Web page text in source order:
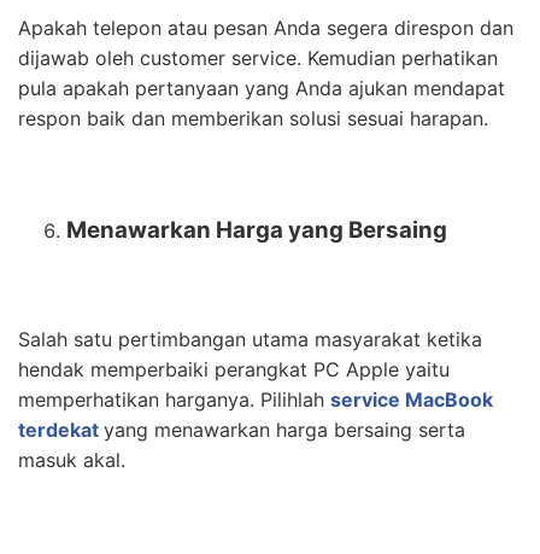
Apakah telepon atau pesan Anda segera direspon dan
dijawab oleh customer service. Kemudian perhatikan
pula apakah pertanyaan yang Anda ajukan mendapat
respon baik dan memberikan solusi sesuai harapan.
Menawarkan Harga yang Bersaing
Salah satu pertimbangan utama masyarakat ketika
hendak memperbaiki perangkat PC Apple yaitu
memperhatikan harganya. Pilihlah service MacBook
terdekat yang menawarkan harga bersaing serta
masuk akal.